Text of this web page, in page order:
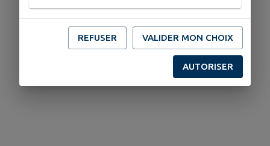
REFUSER VALIDER MON CHOIX
AUTORISER